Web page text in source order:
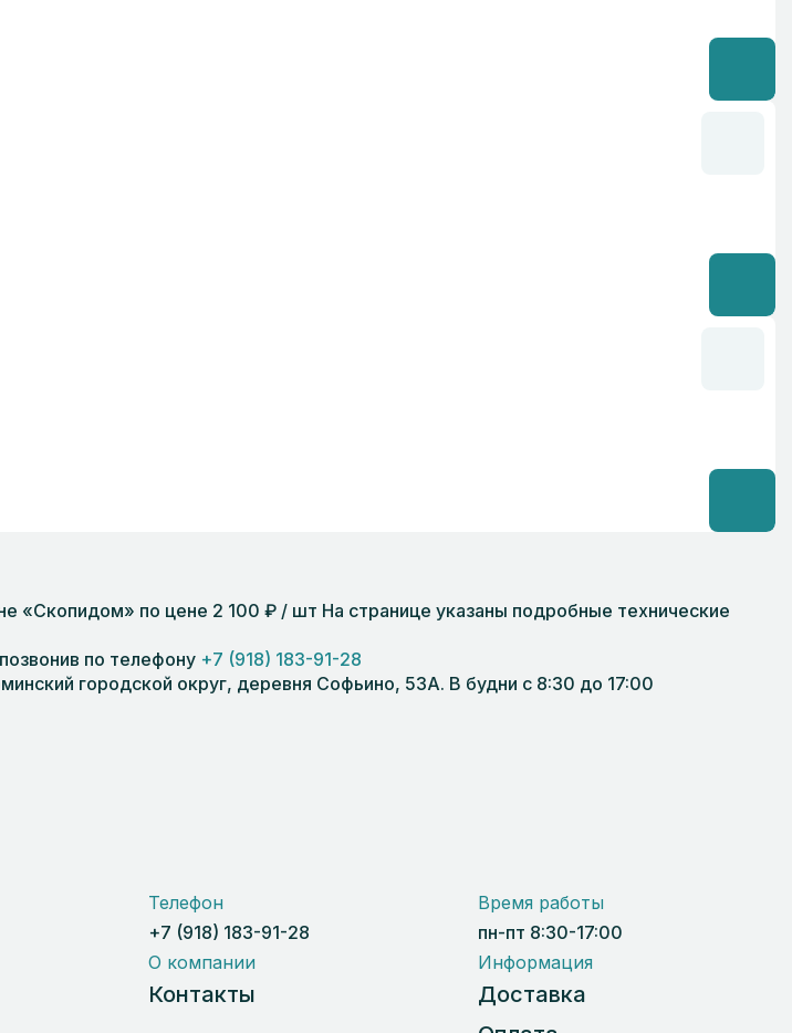
«Скопидом» по цене 2 100 ₽ / шт На странице указаны подробные технические
по телефону +7 (918) 183-91-28
городской округ, деревня Софьино, 53А. В будни с 8:30 до 17:00
Телефон
+7 (918) 183-91-28
Время работы
пн-пт 8:30-17:00
О компании
Контакты
Информация
Доставка